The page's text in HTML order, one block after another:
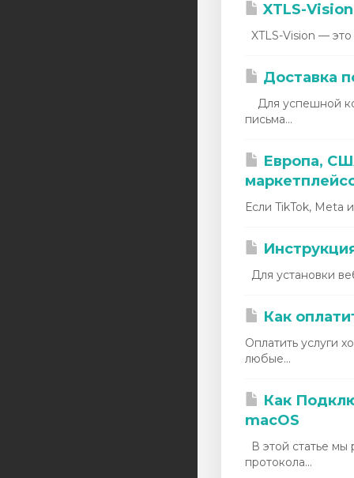
XTLS-
XTLS-Vision —
Доставка
Для успешной
письма...
Европа,
Если TikTok, Meta
Для установки
Как
Оплатить услуги
любые...
Как
macOS
В этой статье мы
протокола...